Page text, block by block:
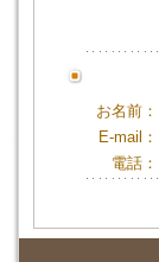
お名前：
E-mail：
電話：